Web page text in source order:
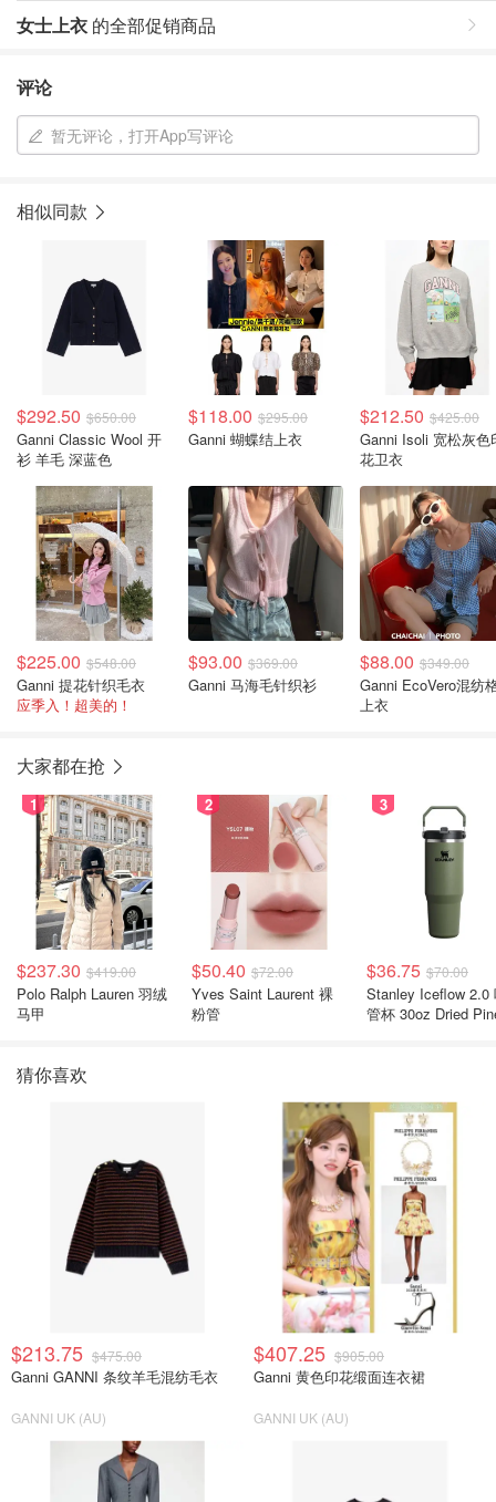
女士上衣 的全部促销商品
评论
暂无评论，打开App写评论
相似同款
$292.50 $650.00
Ganni Classic Wool 开
衫 羊毛 深蓝色
$118.00 $295.00
Ganni 蝴蝶结上衣
$212.50 $425.00
Ganni Isoli 宽松灰色
花卫衣
$225.00 $548.00
Ganni 提花针织毛衣
应季入！超美的！
$93.00 $369.00
Ganni 马海毛针织衫
$88.00 $349.00
Ganni EcoVero混纺
上衣
大家都在抢
1
$237.30 $419.00
Polo Ralph Lauren 羽绒
马甲
2
$50.40 $72.00
Yves Saint Laurent 裸
粉管
3
$36.75 $70.00
Stanley Iceflow 2.0 吸
管杯 30oz Dried
猜你喜欢
$213.75 $475.00
Ganni GANNI 条纹羊毛混纺毛衣
GANNI UK (AU)
$407.25 $905.00
Ganni 黄色印花缎面连衣裙
GANNI UK (AU)